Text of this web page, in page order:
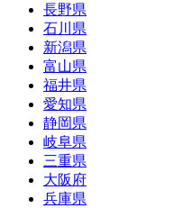
長野県
石川県
新潟県
富山県
福井県
愛知県
静岡県
岐阜県
三重県
大阪府
兵庫県